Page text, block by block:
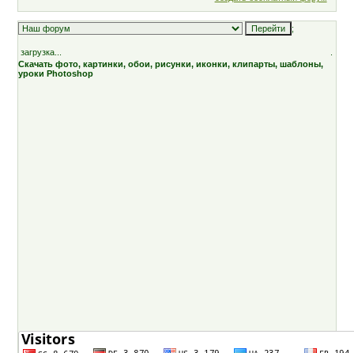
;
загрузка...
Скачать фото, картинки, обои, рисунки, иконки, клипарты, шаблоны,
уроки Photoshop